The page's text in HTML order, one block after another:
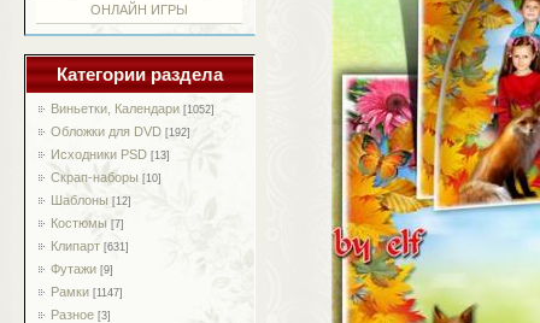
ОНЛАЙН ИГРЫ
Категории раздела
Виньетки, Календари [1052]
Обложки для DVD [192]
Исходники PSD [13]
Скрап-наборы [10]
Шаблоны [12]
Костюмы [7]
Клипарт [631]
Футажи [9]
Рамки [1147]
Разное [3]